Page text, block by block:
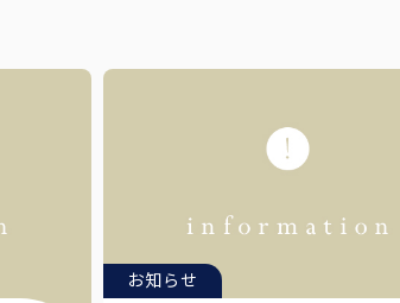
お知らせ